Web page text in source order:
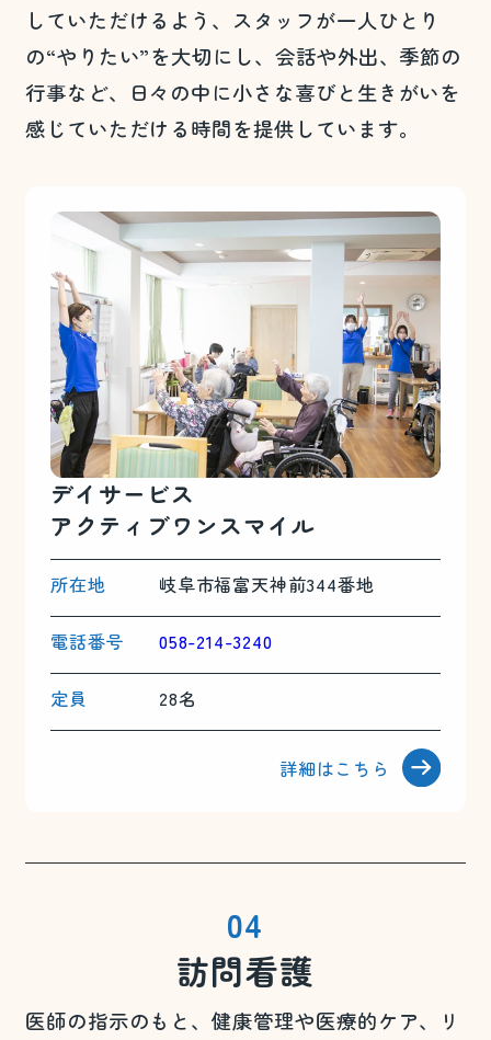
していただけるよう、スタッフが一人ひとり
の“やりたい”を大切にし、会話や外出、季節の
行事など、日々の中に小さな喜びと生きがいを
感じていただける時間を提供しています。
デイサービス
アクティブワンスマイル
所在地 岐阜市福富天神前344番地
電話番号 058-214-3240
定員 28名
詳細はこちら
04
訪問看護
医師の指示のもと、健康管理や医療的ケア、リ